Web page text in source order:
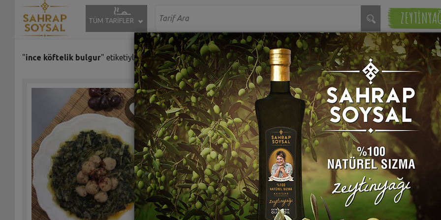
TÜM TARİFLER
"ince köftelik bulgur" etiketiyle eşleşen (10) tarif bulundu.
Cevizli Küncülü Bulgur Köftesi
Tarifi
Cortu Taplaması - Corti
Tarifi